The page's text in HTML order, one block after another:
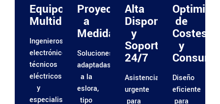
Equipo
Multidisciplinar
Ingenieros
electrónicos,
técnicos
eléctricos
y
especialistas
Proyectos
a
Medida
Soluciones
adaptadas
a la
eslora,
tipo
Alta
Disponibilidad
y
Soporte
24/7
Asistencia
urgente
para
de
Costes
y
Consumo
Diseño
eficiente
para